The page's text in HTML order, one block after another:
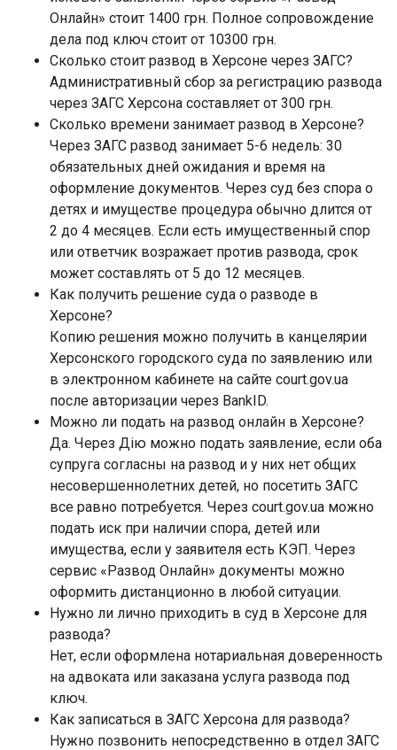
Онлайн» стоит 1400 грн. Полное сопровождение
дела под ключ стоит от 10300 грн.
Сколько стоит развод в Херсоне через ЗАГС?
Административный сбор за регистрацию развода
через ЗАГС Херсона составляет от 300 грн.
Сколько времени занимает развод в Херсоне?
Через ЗАГС развод занимает 5-6 недель: 30
обязательных дней ожидания и время на
оформление документов. Через суд без спора о
детях и имуществе процедура обычно длится от
2 до 4 месяцев. Если есть имущественный спор
или ответчик возражает против развода, срок
может составлять от 5 до 12 месяцев.
Как получить решение суда о разводе в
Херсоне?
Копию решения можно получить в канцелярии
Херсонского городского суда по заявлению или
в электронном кабинете на сайте court.gov.ua
после авторизации через BankID.
Можно ли подать на развод онлайн в Херсоне?
Да. Через Дію можно подать заявление, если оба
супруга согласны на развод и у них нет общих
несовершеннолетних детей, но посетить ЗАГС
все равно потребуется. Через court.gov.ua можно
подать иск при наличии спора, детей или
имущества, если у заявителя есть КЭП. Через
сервис «Развод Онлайн» документы можно
оформить дистанционно в любой ситуации.
Нужно ли лично приходить в суд в Херсоне для
развода?
Нет, если оформлена нотариальная доверенность
на адвоката или заказана услуга развода под
ключ.
Как записаться в ЗАГС Херсона для развода?
Нужно позвонить непосредственно в отдел ЗАГС